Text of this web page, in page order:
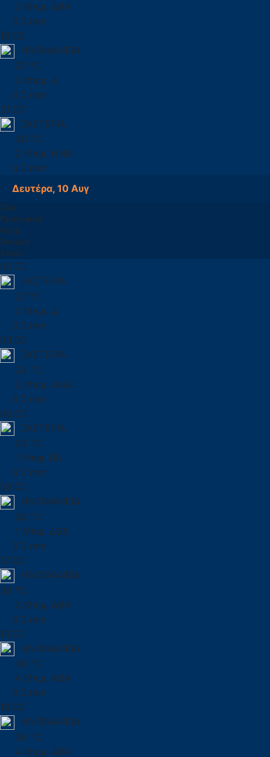
3 Μπφ. ΑΒΑ
0.0 mm
18:00
ΗΛΙΟΦΑΝΕΙΑ
37 °C
3 Μπφ. Α
0.0 mm
21:00
ΞΑΣΤΕΡΙΑ
30 °C
2 Μπφ. ΝΝΑ
0.0 mm
Δευτέρα, 10 Αυγ
Ώρα
Πρόγνωση
Θερμ.
Άνεμος
Υετός
00:00
ΞΑΣΤΕΡΙΑ
27 °C
2 Μπφ. Δ
0.0 mm
03:00
ΞΑΣΤΕΡΙΑ
24 °C
2 Μπφ. ΑΝΑ
0.0 mm
06:00
ΞΑΣΤΕΡΙΑ
23 °C
1 Μπφ. ΒΑ
0.0 mm
09:00
ΗΛΙΟΦΑΝΕΙΑ
28 °C
1 Μπφ. ΔΒΔ
0.0 mm
12:00
ΗΛΙΟΦΑΝΕΙΑ
34 °C
3 Μπφ. ΑΒΑ
0.0 mm
15:00
ΗΛΙΟΦΑΝΕΙΑ
36 °C
4 Μπφ. ΑΒΑ
0.0 mm
18:00
ΗΛΙΟΦΑΝΕΙΑ
36 °C
4 Μπφ. ΑΒΑ